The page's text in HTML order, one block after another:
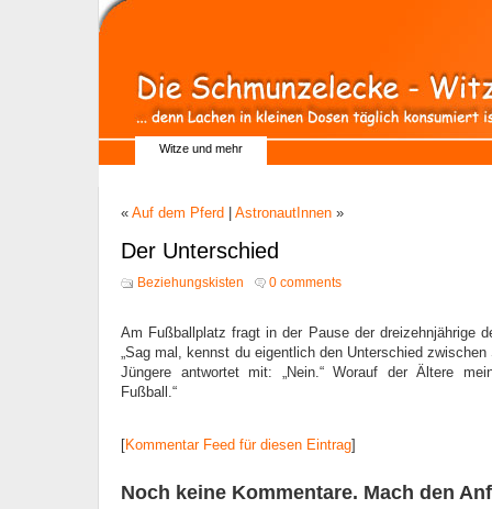
Witze und mehr
« Auf dem Pferd AstronautInnen »
Der Unterschied
Beziehungskisten 0 comments
Am Fußballplatz fragt in der Pause der dreizehnjährige
„Sag mal, kennst du eigentlich den Unterschied zwischen
Jüngere antwortet mit: „Nein.“ Worauf der Ältere
Fußball.“
[Kommentar Feed für diesen Eintrag]
Noch keine Kommentare. Mach den